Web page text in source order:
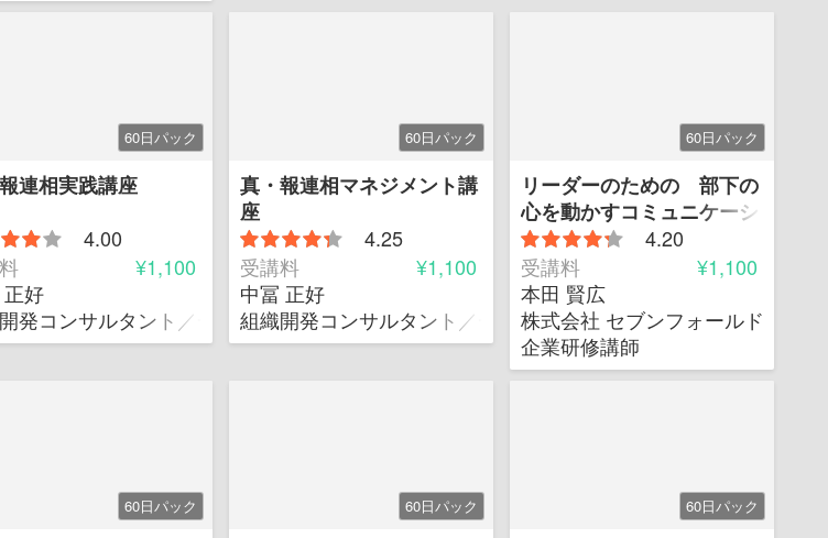
発部チーフ
60日パック
連相実践講座
4.00
¥1,100
好
発コンサルタント／一般社団法人日本報連相センター 代表理事
60日パック
真・報連相マネジメント講
座
4.25
受講料
¥1,100
中冨 正好
組織開発コンサルタント／一般社団法人日本報連相センター 代
60日パック
リーダーのための 部下の
心を動かすコミュニケーシ
ョン
4.20
受講料
¥1,100
本田 賢広
株式会社 セブンフォールド・ブ
企業研修講師
60日パック 60日パック 60日パック